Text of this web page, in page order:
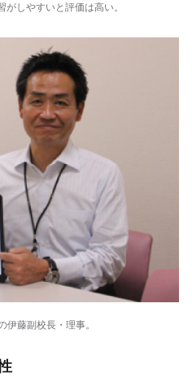
しやすいと評価は高い。
藤副校長・理事。